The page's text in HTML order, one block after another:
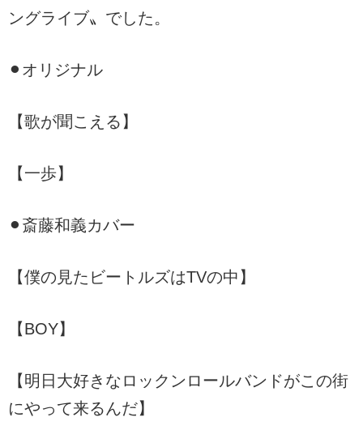
ングライブ〟でした。
⚫︎オリジナル
【歌が聞こえる】
【一歩】
⚫︎斎藤和義カバー
【僕の見たビートルズはTVの中】
【BOY】
【明日大好きなロックンロールバンドがこの街
にやって来るんだ】